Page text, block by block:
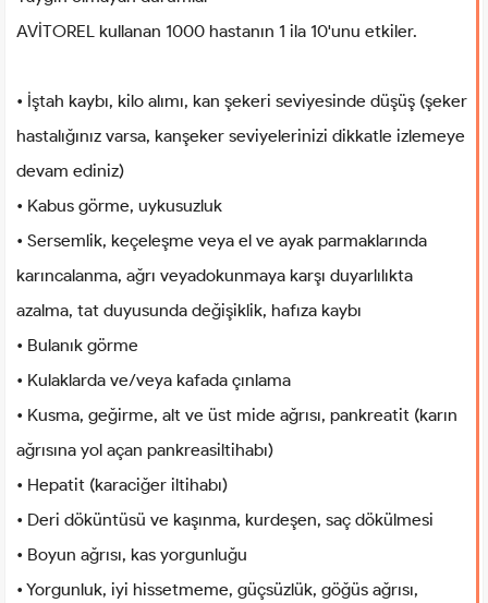
AVİTOREL kullanan 1000 hastanın 1 ila 10'unu etkiler.
• İştah kaybı, kilo alımı, kan şekeri seviyesinde düşüş (şeker
hastalığınız varsa, kanşeker seviyelerinizi dikkatle izlemeye
devam ediniz)
• Kabus görme, uykusuzluk
• Sersemlik, keçeleşme veya el ve ayak parmaklarında
karıncalanma, ağrı veyadokunmaya karşı duyarlılıkta
azalma, tat duyusunda değişiklik, hafıza kaybı
• Bulanık görme
• Kulaklarda ve/veya kafada çınlama
• Kusma, geğirme, alt ve üst mide ağrısı, pankreatit (karın
ağrısına yol açan pankreasiltihabı)
• Hepatit (karaciğer iltihabı)
• Deri döküntüsü ve kaşınma, kurdeşen, saç dökülmesi
• Boyun ağrısı, kas yorgunluğu
• Yorgunluk, iyi hissetmeme, güçsüzlük, göğüs ağrısı,